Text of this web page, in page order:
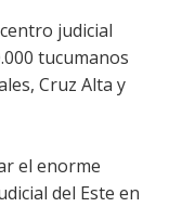
judicial
tucumanos
Cruz Alta y
el enorme
del Este en